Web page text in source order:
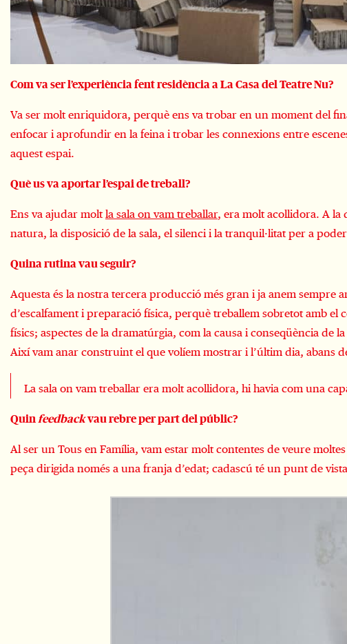
Com va ser l’experiència fent residència a La Casa del Teatre Nu?
Va ser molt enriquidora, perquè ens va trobar en un moment del
enfocar i aprofundir en la feina i trobar les connexions entre
aquest espai.
Què us va aportar l’espai de treball?
Ens va ajudar moltla sala on vam treballar, era molt acollidora. A la
natura, la disposició de la sala, el silenci i la tranquil·litat per a
Quina rutina vau seguir?
Aquesta és la nostra tercera producció més gran i ja anem sempre
d’escalfament i preparació física, perquè treballem sobretot amb el
físics; aspectes de la dramatúrgia, com la causa i conseqüència de
Així vam anar construint el que volíem mostrar i l’últim dia, abans
La sala on vam treballar era molt acollidora, hi havia com una
Quinfeedbackvau rebre per part del públic?
Al ser un Tous en Família, vam estar molt contentes de veure
peça dirigida només a una franja d’edat; cadascú té un punt de